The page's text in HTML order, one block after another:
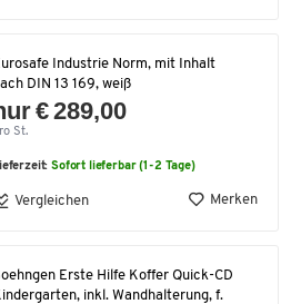
Industrie Norm, mit Inhalt
DIN 13 169, weiß
€ 289,00
St.
Sofort lieferbar (1-2 Tage)
Vergleichen Merken
Erste Hilfe Koffer Quick-CD
inkl. Wandhalterung, f.